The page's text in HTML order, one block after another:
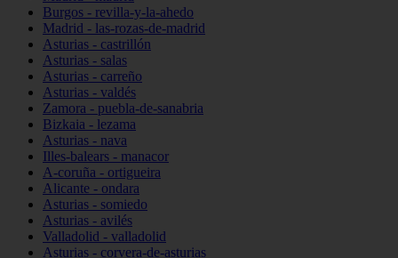
Burgos - revilla-y-la-ahedo
Madrid - las-rozas-de-madrid
Asturias - castrillón
Asturias - salas
Asturias - carreño
Asturias - valdés
Zamora - puebla-de-sanabria
Bizkaia - lezama
Asturias - nava
Illes-balears - manacor
A-coruña - ortigueira
Alicante - ondara
Asturias - somiedo
Asturias - avilés
Valladolid - valladolid
Asturias - corvera-de-asturias